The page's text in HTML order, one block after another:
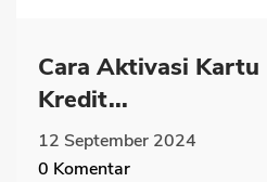
Cara Aktivasi Kartu
Kredit...
12 September 2024
0 Komentar